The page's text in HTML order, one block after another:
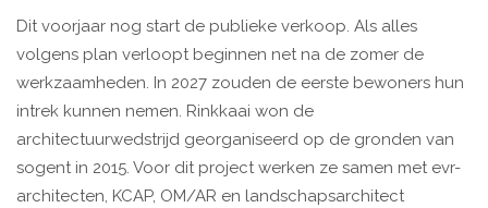
Dit voorjaar nog start de publieke verkoop. Als alles
volgens plan verloopt beginnen net na de zomer de
werkzaamheden. In 2027 zouden de eerste bewoners hun
intrek kunnen nemen. Rinkkaai won de
architectuurwedstrijd georganiseerd op de gronden van
sogent in 2015. Voor dit project werken ze samen met evr-
architecten, KCAP, OM/AR en landschapsarchitect